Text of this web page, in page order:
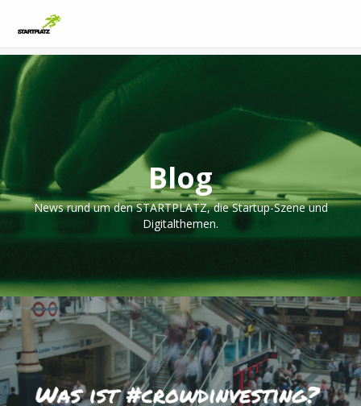
Blog
News rund um den STARTPLATZ, die Startup-Szene und
Digitalthemen.